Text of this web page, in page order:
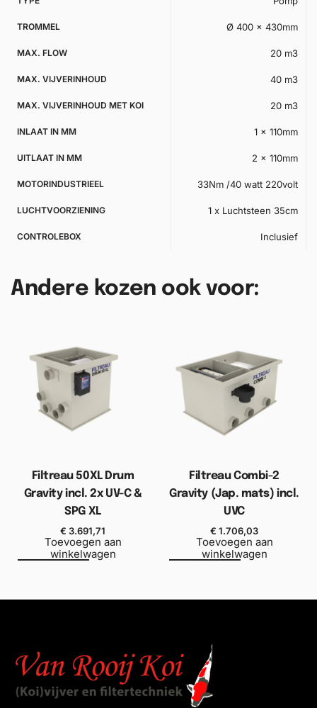
TROMMEL Ø 400 x 430mm
MAX. FLOW 20 m3
MAX. VIJVERINHOUD 40 m3
MAX. VIJVERINHOUD MET KOI 20 m3
INLAAT IN MM 1 x 110mm
UITLAAT IN MM 2 x 110mm
MOTORINDUSTRIEEL 33Nm /40 watt 220volt
LUCHTVOORZIENING 1 x Luchtsteen 35cm
CONTROLEBOX Inclusief
Andere kozen ook voor:
Filtreau 50XL Drum
Gravity incl. 2x UV-C &
SPG XL
€ 3.691,71
Toevoegen aan
winkelwagen
Filtreau Combi-2
Gravity (Jap. mats) incl.
UVC
€ 1.706,03
Toevoegen aan
winkelwagen